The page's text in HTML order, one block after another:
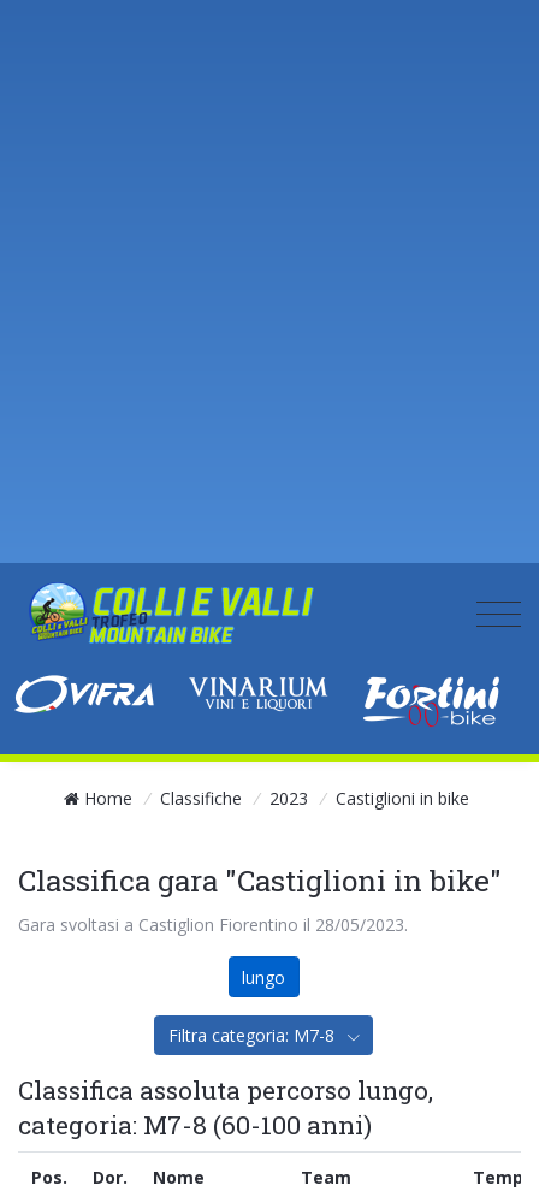
Home / Classifiche / 2023 / Castiglioni in bike
Classifica gara "Castiglioni in bike"
Gara svoltasi a Castiglion Fiorentino il 28/05/2023.
lungo
Filtra categoria: M7-8
Classifica assoluta percorso lungo,
categoria: M7-8 (60-100 anni)
Pos. Dor. Nome Team Tempo